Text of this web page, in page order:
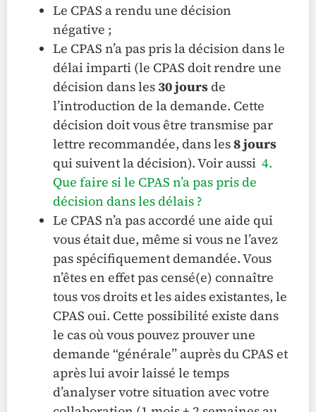
Le CPAS a rendu une décision
négative ;
Le CPAS n’a pas pris la décision dans le
délai imparti (le CPAS doit rendre une
décision dans les 30 joursde
l’introduction de la demande. Cette
décision doit vous être transmise par
lettre recommandée, dans les8 jours
qui suivent la décision). Voir aussi 4.
Que faire si le CPAS n’a pas pris de
décision dans les délais ?
Le CPAS n’a pas accordé une aide qui
vous était due, même si vous ne l’avez
pas spécifiquement demandée. Vous
n’êtes en effet pas censé(e) connaître
tous vos droits et les aides existantes, le
CPAS oui. Cette possibilité existe dans
le cas où vous pouvez prouver une
demande “générale” auprès du CPAS et
après lui avoir laissé le temps
d’analyser votre situation avec votre